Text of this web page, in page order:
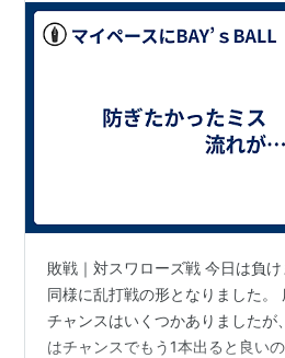
敗戦｜対スワローズ戦 今日は負
同様に乱打戦の形となりました。
チャンスはいくつかありましたが
はチャンスでもう1本出ると良い